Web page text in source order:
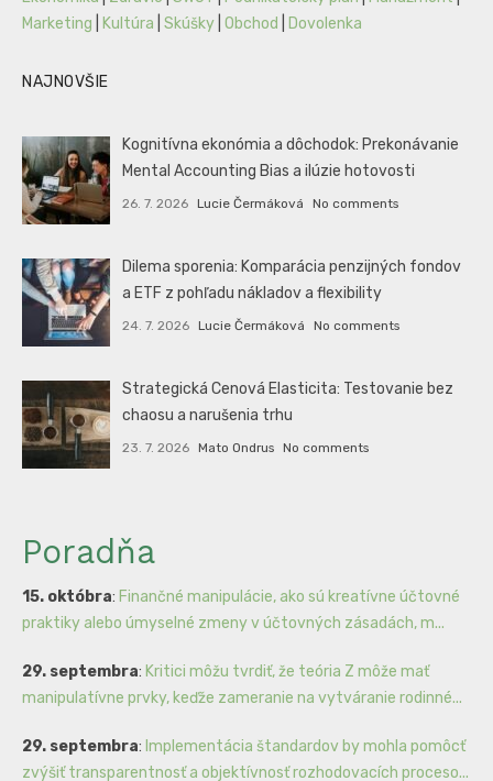
Marketing
Kultúra Skúšky Obchod Dovolenka
NAJNOVŠIE
Kognitívna ekonómia a dôchodok: Prekonávanie
Mental Accounting Bias a ilúzie hotovosti
26. 7. 2026 Lucie Čermáková No comments
Dilema sporenia: Komparácia penzijných fondov
a ETF z pohľadu nákladov a flexibility
24. 7. 2026 Lucie Čermáková No comments
Strategická Cenová Elasticita: Testovanie bez
chaosu a narušenia trhu
23. 7. 2026 Mato Ondrus No comments
Poradňa
15. októbra: Finančné manipulácie, ako sú kreatívne účtovné
praktiky alebo úmyselné zmeny v účtovných zásadách, m...
29. septembra: Kritici môžu tvrdiť, že teória Z môže mať
manipulatívne prvky, keďže zameranie na vytváranie rodinné...
29. septembra: Implementácia štandardov by mohla pomôcť
zvýšiť transparentnosť a objektívnosť rozhodovacích proceso...